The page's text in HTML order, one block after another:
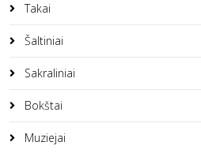
Takai
Šaltiniai
Sakraliniai
Bokštai
Muziejai